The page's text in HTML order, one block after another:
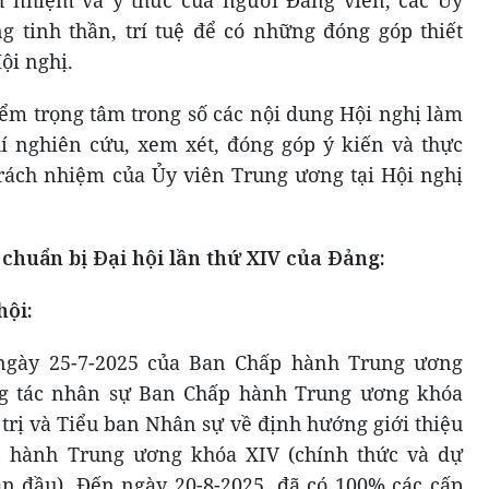
tinh thần, trí tuệ để có những đóng góp thiết
nghị.
trọng tâm trong số các nội dung Hội nghị làm
nghiên cứu, xem xét, đóng góp ý kiến và thực
nhiệm của Ủy viên Trung ương tại Hội nghị
bị Đại hội lần thứ XIV của Đảng:
25-7-2025 của Ban Chấp hành Trung ương
tác nhân sự Ban Chấp hành Trung ương khóa
trị và Tiểu ban Nhân sự về định hướng giới thiệu
hành Trung ương khóa XIV (chính thức và dự